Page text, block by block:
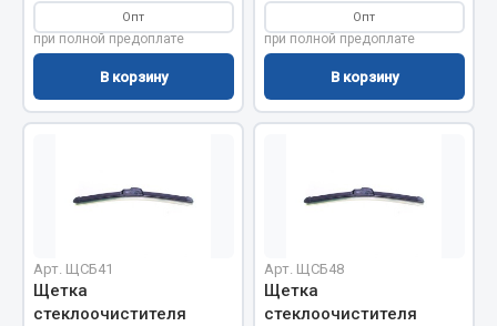
Запчасти МАЗ
Система питания
Подвеска
Окно ветровое
Электрооборудование
Опт
при полной предоплате
В корзину
Опт
при полной предоплате
В корзину
Арт. ЩСБ41
Щетка
стеклоочистителя
Арт. ЩСБ48
Щетка
стеклоочистителя